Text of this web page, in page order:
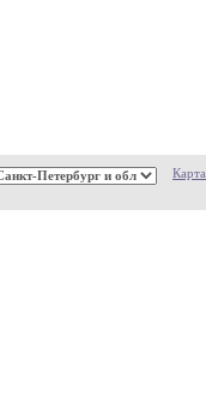
Карта